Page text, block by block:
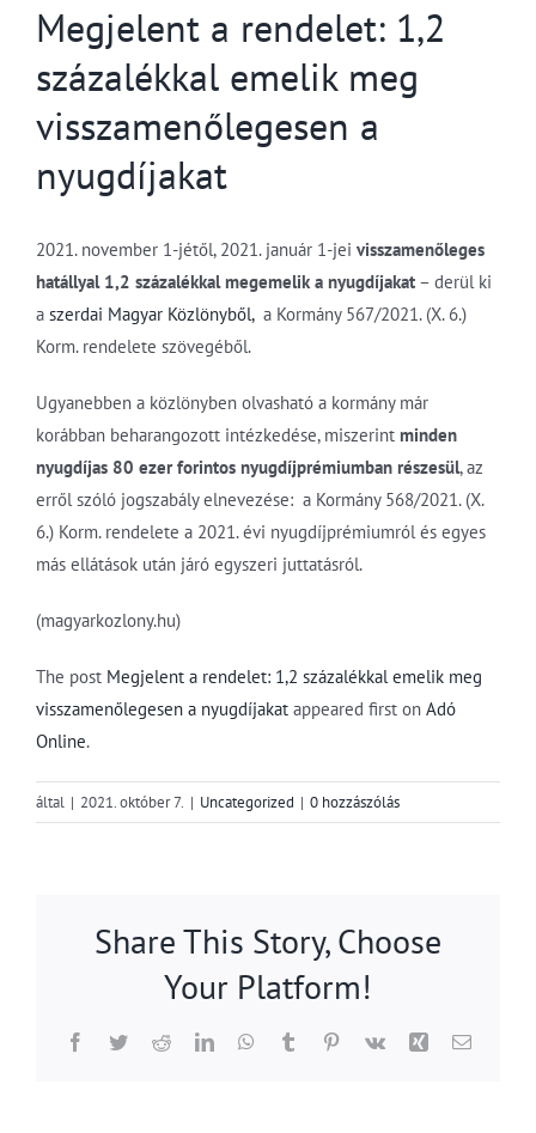
Megjelent a rendelet: 1,2
százalékkal emelik meg
visszamenőlegesen a
nyugdíjakat
2021. november 1-jétől, 2021. január 1-jei visszamenőleges
hatállyal 1,2 százalékkal megemelik a nyugdíjakat – derül ki
a szerdai Magyar Közlönyből, a Kormány 567/2021. (X. 6.)
Korm. rendelete szövegéből.
Ugyanebben a közlönyben olvasható a kormány már
korábban beharangozott intézkedése, miszerint minden
nyugdíjas 80 ezer forintos nyugdíjprémiumban részesül, az
erről szóló jogszabály elnevezése: a Kormány 568/2021. (X.
6.) Korm. rendelete a 2021. évi nyugdíjprémiumról és egyes
más ellátások után járó egyszeri juttatásról.
(magyarkozlony.hu)
The post Megjelent a rendelet: 1,2 százalékkal emelik meg
visszamenőlegesen a nyugdíjakat appeared first on Adó
Online.
által | 2021. október 7. | Uncategorized | 0 hozzászólás
Share This Story, Choose
Your Platform!
Facebook
TwitterRedditLinkedInWhatsApp
TumblrPinterest
Vk Xing Email: